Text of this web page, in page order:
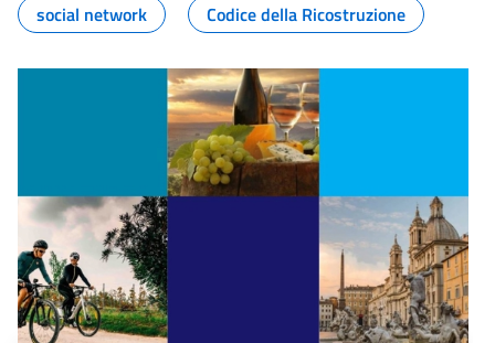
social network
Codice della Ricostruzione